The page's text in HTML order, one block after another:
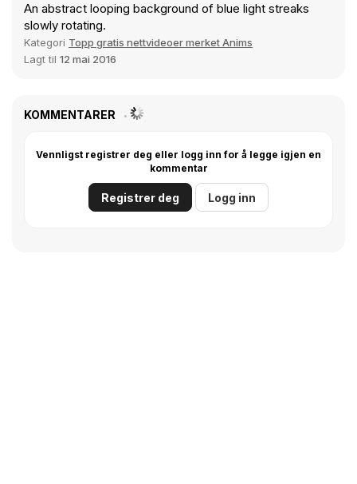
An abstract looping background of blue light streaks
slowly rotating.
Kategori Topp gratis nettvideoer merket Anims
Lagt til 12 mai 2016
KOMMENTARER
Vennligst registrer deg eller logg inn for å legge igjen en
kommentar
Registrer deg Logg inn